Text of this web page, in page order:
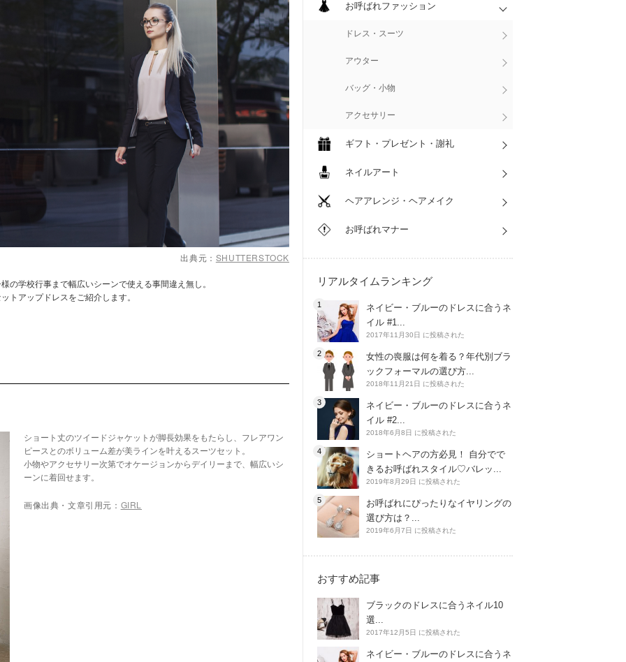
出典元： SHUTTERSTOCK
の学校行事まで幅広いシーンで使える事間違え無し。
トアップドレスをご紹介します。
ショート丈のツイードジャケットが脚長効果をもたらし、フレアワン
ピースとのボリューム差が美ラインを叶えるスーツセット。
小物やアクセサリー次第でオケージョンからデイリーまで、幅広いシ
ーンに着回せます。
画像出典・文章引用元： GIRL
お呼ばれファッション
ドレス・スーツ
アウター
バッグ・小物
アクセサリー
ギフト・プレゼント・謝礼
ネイルアート
ヘアアレンジ・ヘアメイク
お呼ばれマナー
リアルタイムランキング
ネイビー・ブルーのドレスに合うネ
イル #1...
2017年11月30日 に投稿された
女性の喪服は何を着る？年代別ブラ
ックフォーマルの選び方...
2018年11月21日 に投稿された
ネイビー・ブルーのドレスに合うネ
イル #2...
2018年6月8日 に投稿された
ショートヘアの方必見！ 自分でで
きるお呼ばれスタイル♡バレッ...
2019年8月29日 に投稿された
お呼ばれにぴったりなイヤリングの
選び方は？...
2019年6月7日 に投稿された
おすすめ記事
ブラックのドレスに合うネイル10
選...
2017年12月5日 に投稿された
ネイビー・ブルーのドレスに合うネ